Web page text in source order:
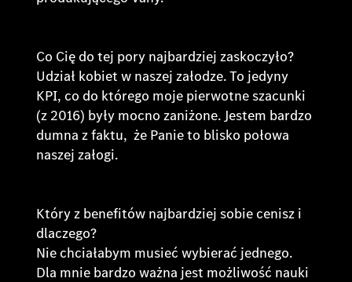
Co Cię do tej pory najbardziej zaskoczyło?
Udział kobiet w naszej załodze. To jedyny
KPI, co do którego moje pierwotne szacunki
(z 2016) były mocno zaniżone. Jestem bardzo
dumna z faktu, że Panie to blisko połowa
naszej załogi.
Który z benefitów najbardziej sobie cenisz i
dlaczego?
Nie chciałabym musieć wybierać jednego.
Dla mnie bardzo ważna jest możliwość nauki